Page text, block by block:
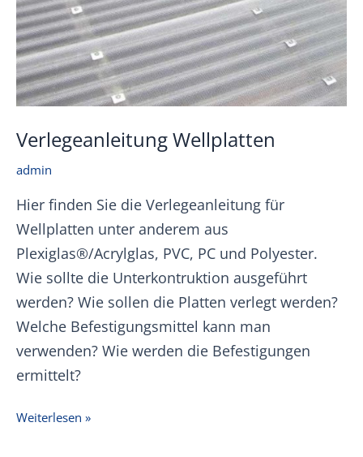
Verlegeanleitung Wellplatten
admin
Hier finden Sie die Verlegeanleitung für
Wellplatten unter anderem aus
Plexiglas®/Acrylglas, PVC, PC und Polyester.
Wie sollte die Unterkontruktion ausgeführt
werden? Wie sollen die Platten verlegt werden?
Welche Befestigungsmittel kann man
verwenden? Wie werden die Befestigungen
ermittelt?
Verlegeanleitung
Weiterlesen »